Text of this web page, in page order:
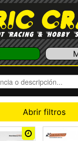
Abrir filtros